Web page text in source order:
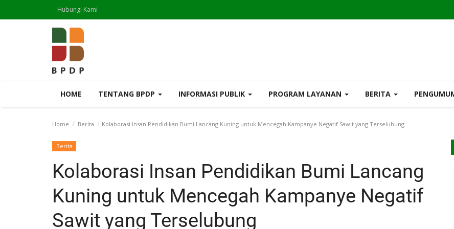
Hubungi Kami
HOME TENTANG BPDP INFORMASI PUBLIK PROGRAM LAYANAN BERITA
Home Berita Kolaborasi Insan Pendidikan Bumi Lancang Kuning untuk Mencegah Kampanye Negatif Sawit yang Terselubung
Berita
Kolaborasi Insan Pendidikan Bumi Lancang
Kuning untuk Mencegah Kampanye Negatif
Sawit yang Terselubung